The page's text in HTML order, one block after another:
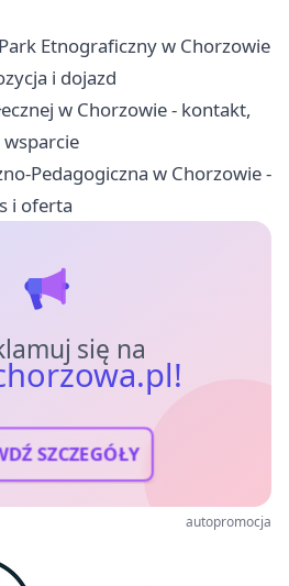
Etnograficzny w Chorzowie
i dojazd
w Chorzowie - kontakt,
Pedagogiczna w Chorzowie -
i oferta
się na
SZCZEGÓŁY
autopromocja